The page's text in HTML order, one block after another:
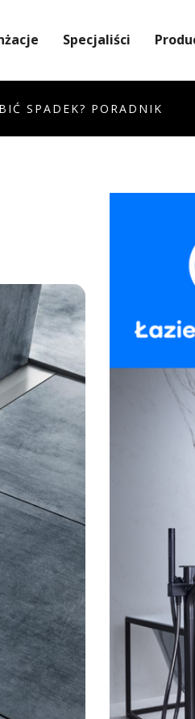
Specjaliści
SPADEK? PORADNIK